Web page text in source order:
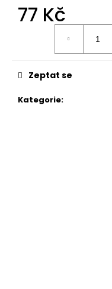
77 Kč
Kategorie:
Zeptat se
p
o
u